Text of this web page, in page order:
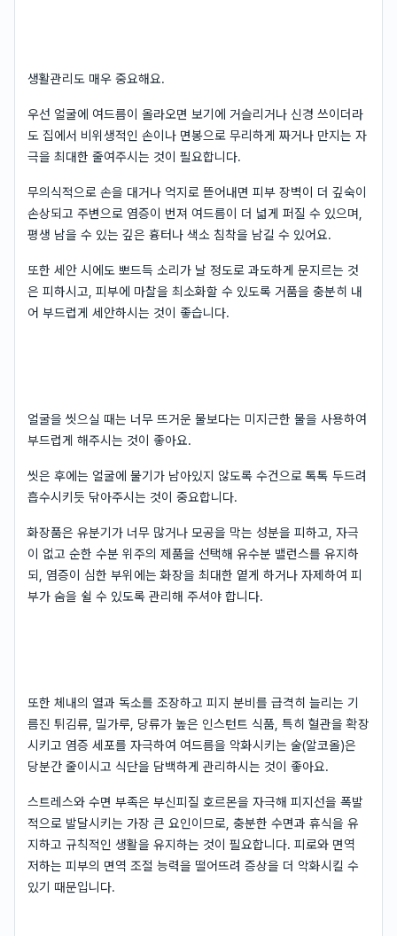
생활관리도 매우 중요해요.
우선 얼굴에 여드름이 올라오면 보기에 거슬리거나 신경 쓰이더라
도 집에서 비위생적인 손이나 면봉으로 무리하게 짜거나 만지는 자
극을 최대한 줄여주시는 것이 필요합니다.
무의식적으로 손을 대거나 억지로 뜯어내면 피부 장벽이 더 깊숙이
손상되고 주변으로 염증이 번져 여드름이 더 넓게 퍼질 수 있으며,
평생 남을 수 있는 깊은 흉터나 색소 침착을 남길 수 있어요.
또한 세안 시에도 뽀드득 소리가 날 정도로 과도하게 문지르는 것
은 피하시고, 피부에 마찰을 최소화할 수 있도록 거품을 충분히 내
어 부드럽게 세안하시는 것이 좋습니다.
얼굴을 씻으실 때는 너무 뜨거운 물보다는 미지근한 물을 사용하여
부드럽게 해주시는 것이 좋아요.
씻은 후에는 얼굴에 물기가 남아있지 않도록 수건으로 톡톡 두드려
흡수시키듯 닦아주시는 것이 중요합니다.
화장품은 유분기가 너무 많거나 모공을 막는 성분을 피하고, 자극
이 없고 순한 수분 위주의 제품을 선택해 유수분 밸런스를 유지하
되, 염증이 심한 부위에는 화장을 최대한 옅게 하거나 자제하여 피
부가 숨을 쉴 수 있도록 관리해 주셔야 합니다.
또한 체내의 열과 독소를 조장하고 피지 분비를 급격히 늘리는 기
름진 튀김류, 밀가루, 당류가 높은 인스턴트 식품, 특히 혈관을 확장
시키고 염증 세포를 자극하여 여드름을 악화시키는 술(알코올)은
당분간 줄이시고 식단을 담백하게 관리하시는 것이 좋아요.
스트레스와 수면 부족은 부신피질 호르몬을 자극해 피지선을 폭발
적으로 발달시키는 가장 큰 요인이므로, 충분한 수면과 휴식을 유
지하고 규칙적인 생활을 유지하는 것이 필요합니다. 피로와 면역
저하는 피부의 면역 조절 능력을 떨어뜨려 증상을 더 악화시킬 수
있기 때문입니다.